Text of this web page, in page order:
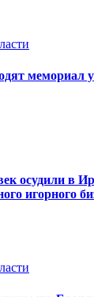
мемориал
осудили в
игорного